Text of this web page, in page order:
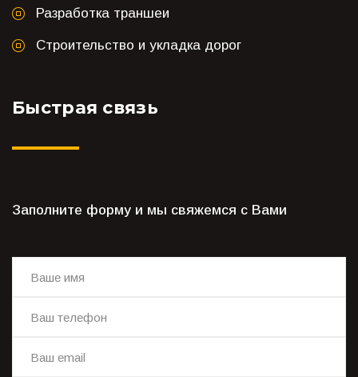
Разработка траншеи
Строительство и укладка дорог
Быстрая связь
Заполните форму и мы свяжемся с Вами